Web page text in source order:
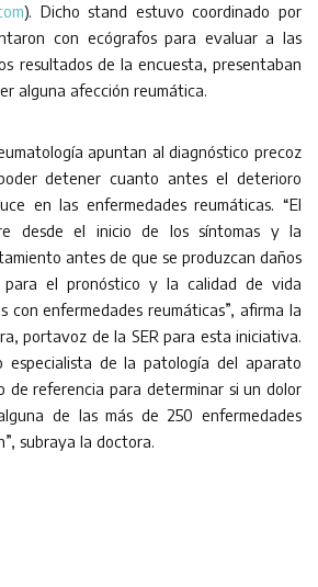
). Dicho stand estuvo coordinado por
con ecógrafos para evaluar a las
resultados de la encuesta, presentaban
alguna afección reumática.
apuntan al diagnóstico precoz
detener cuanto antes el deterioro
en las enfermedades reumáticas. “El
desde el inicio de los síntomas y la
antes de que se produzcan daños
para el pronóstico y la calidad de vida
con enfermedades reumáticas”, afirma la
portavoz de la SER para esta iniciativa.
especialista de la patología del aparato
de referencia para determinar si un dolor
de las más de 250 enfermedades
subraya la doctora.